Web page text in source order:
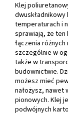
Klej
temperaturach i
sprawiają, że
łączenia
szczególnie w
także w
budownictwie.
możesz mieć
nałożysz, nawet
pionowych. Klej
podwójnych